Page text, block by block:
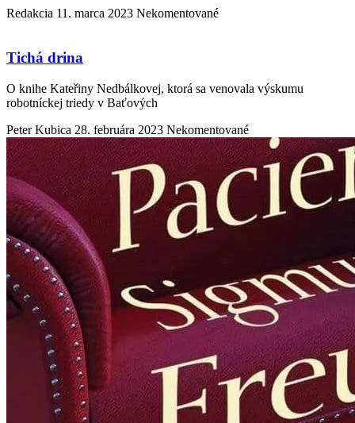
Redakcia 11. marca 2023 Nekomentované
Tichá drina
O knihe Kateřiny Nedbálkovej, ktorá sa venovala výskumu
robotníckej triedy v Baťových
Peter Kubica 28. februára 2023 Nekomentované